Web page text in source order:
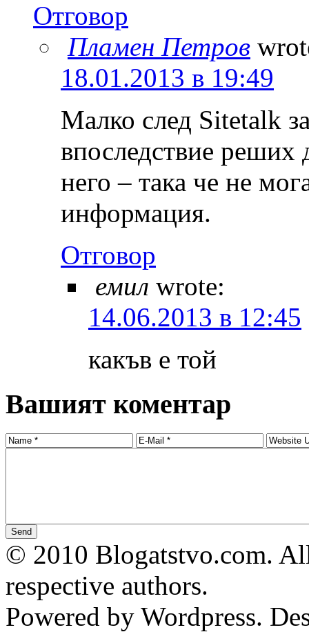
Отговор
Пламен Петров
18.01.2013 в 19:49
Малко след Sitetalk
впоследствие реших
него – така че не
информация.
Отговор
емил wrote:
14.06.2013 в 12:45
какъв е той
Вашият коментар
© 2010 Blogatstvo.com.
respective authors.
Powered by Wordpress.